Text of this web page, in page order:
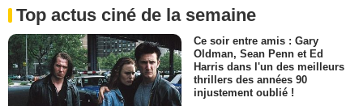
Top actus ciné de la semaine
Ce soir entre amis : Gary
Oldman, Sean Penn et Ed
Harris dans l'un des meilleurs
thrillers des années 90
injustement oublié !